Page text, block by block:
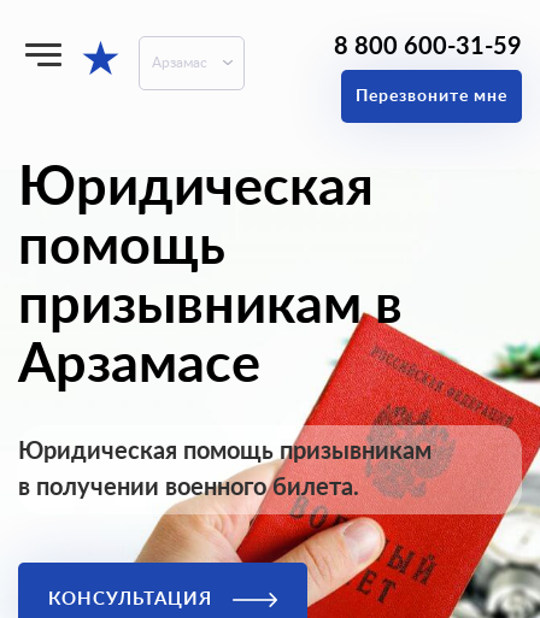
★ Арзамас
8 800 600-31-59
Перезвоните мне
Юридическая
помощь
призывникам в
Арзамасе
Юридическая помощь призывникам
в получении военного билета.
КОНСУЛЬТАЦИЯ